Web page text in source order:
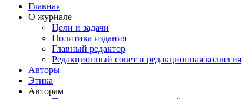
Главная
О журнале
Цели и задачи
Политика издания
Главный редактор
Редакционный совет и редакционная коллегия
Авторы
Этика
Авторам